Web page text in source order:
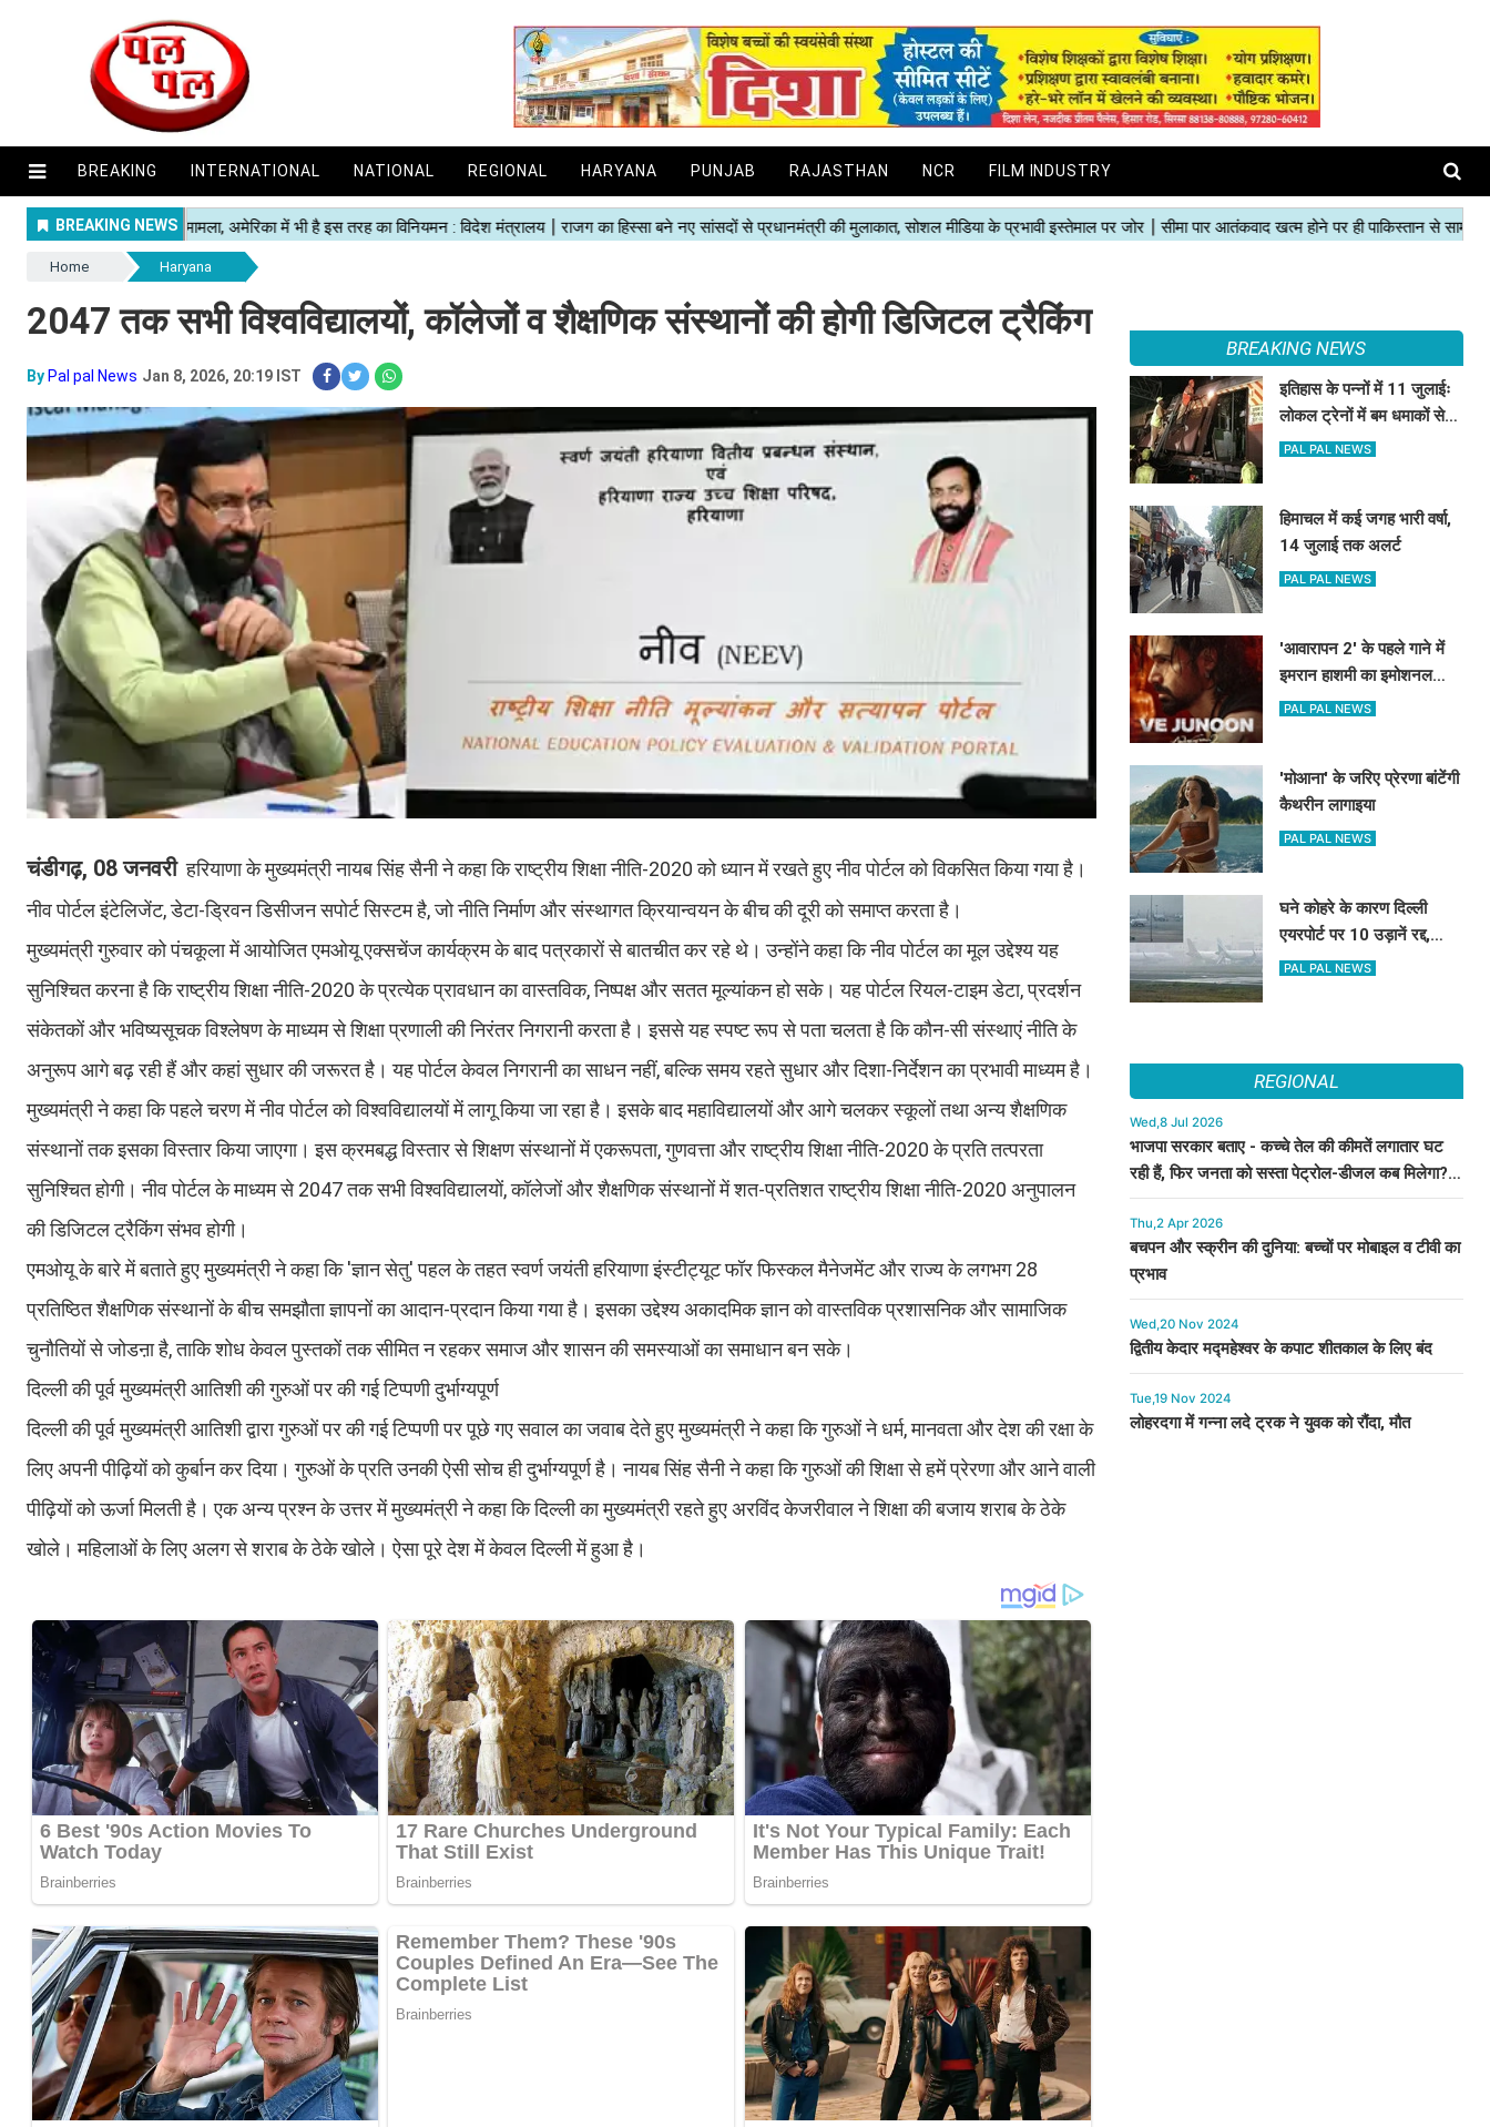
BREAKING INTERNATIONAL NATIONAL REGIONAL HARYANA PUNJAB RAJASTHAN NCR FILM INDUSTRY
Home Haryana
2047 तक सभी विश्वविद्यालयों, कॉलेजों व शैक्षणिक संस्थानों की होगी डिजिटल ट्रैकिंग
By Pal pal News Jan 8, 2026, 20:19 IST
चंडीगढ़, 08 जनवरीहरियाणा के मुख्यमंत्री नायब सिंह सैनी ने कहा कि राष्ट्रीय शिक्षा नीति-2020 को ध्यान में रखते हुए नीव पोर्टल को विकसित किया गया है।
नीव पोर्टल इंटेलिजेंट, डेटा-ड्रिवन डिसीजन सपोर्ट सिस्टम है, जो नीति निर्माण और संस्थागत क्रियान्वयन के बीच की दूरी को समाप्त करता है।
मुख्यमंत्री गुरुवार को पंचकूला में आयोजित एमओयू एक्सचेंज कार्यक्रम के बाद पत्रकारों से बातचीत कर रहे थे। उन्होंने कहा कि नीव पोर्टल का मूल उद्देश्य यह
सुनिश्चित करना है कि राष्ट्रीय शिक्षा नीति-2020 के प्रत्येक प्रावधान का वास्तविक, निष्पक्ष और सतत मूल्यांकन हो सके। यह पोर्टल रियल-टाइम डेटा, प्रदर्शन
संकेतकों और भविष्यसूचक विश्लेषण के माध्यम से शिक्षा प्रणाली की निरंतर निगरानी करता है। इससे यह स्पष्ट रूप से पता चलता है कि कौन-सी संस्थाएं नीति के
अनुरूप आगे बढ़ रही हैं और कहां सुधार की जरूरत है। यह पोर्टल केवल निगरानी का साधन नहीं, बल्कि समय रहते सुधार और दिशा-निर्देशन का प्रभावी माध्यम है।
मुख्यमंत्री ने कहा कि पहले चरण में नीव पोर्टल को विश्वविद्यालयों में लागू किया जा रहा है। इसके बाद महाविद्यालयों और आगे चलकर स्कूलों तथा अन्य शैक्षणिक
संस्थानों तक इसका विस्तार किया जाएगा। इस क्रमबद्ध विस्तार से शिक्षण संस्थानों में एकरूपता, गुणवत्ता और राष्ट्रीय शिक्षा नीति-2020 के प्रति तत्परता
सुनिश्चित होगी। नीव पोर्टल के माध्यम से 2047 तक सभी विश्वविद्यालयों, कॉलेजों और शैक्षणिक संस्थानों में शत-प्रतिशत राष्ट्रीय शिक्षा नीति-2020 अनुपालन
की डिजिटल ट्रैकिंग संभव होगी।
एमओयू के बारे में बताते हुए मुख्यमंत्री ने कहा कि 'ज्ञान सेतु' पहल के तहत स्वर्ण जयंती हरियाणा इंस्टीट्यूट फॉर फिस्कल मैनेजमेंट और राज्य के लगभग 28
प्रतिष्ठित शैक्षणिक संस्थानों के बीच समझौता ज्ञापनों का आदान-प्रदान किया गया है। इसका उद्देश्य अकादमिक ज्ञान को वास्तविक प्रशासनिक और सामाजिक
चुनौतियों से जोडऩा है, ताकि शोध केवल पुस्तकों तक सीमित न रहकर समाज और शासन की समस्याओं का समाधान बन सके।
दिल्ली की पूर्व मुख्यमंत्री आतिशी की गुरुओं पर की गई टिप्पणी दुर्भाग्यपूर्ण
दिल्ली की पूर्व मुख्यमंत्री आतिशी द्वारा गुरुओं पर की गई टिप्पणी पर पूछे गए सवाल का जवाब देते हुए मुख्यमंत्री ने कहा कि गुरुओं ने धर्म, मानवता और देश की रक्षा के
लिए अपनी पीढ़ियाें को कुर्बान कर दिया। गुरुओं के प्रति उनकी ऐसी सोच ही दुर्भाग्यपूर्ण है। नायब सिंह सैनी ने कहा कि गुरुओं की शिक्षा से हमें प्रेरणा और आने वाली
पीढ़ियाें को ऊर्जा मिलती है। एक अन्य प्रश्न के उत्तर में मुख्यमंत्री ने कहा कि दिल्ली का मुख्यमंत्री रहते हुए अरविंद केजरीवाल ने शिक्षा की बजाय शराब के ठेके
खोले। महिलाओं के लिए अलग से शराब के ठेके खोले। ऐसा पूरे देश में केवल दिल्ली में हुआ है।
BREAKING NEWS
इतिहास के पन्नों में 11 जुलाईः
लोकल ट्रेनों में बम धमाकों से
दहल गई मुंबई, 189 की मौत
PAL PAL NEWS
हिमाचल में कई जगह भारी वर्षा,
14 जुलाई तक अलर्ट
PAL PAL NEWS
'आवारापन 2' के पहले गाने में
इमरान हाशमी का इमोशनल
अवतार
PAL PAL NEWS
'मोआना' के जरिए प्रेरणा बांटेंगी
कैथरीन लागाइया
PAL PAL NEWS
घने कोहरे के कारण दिल्ली
एयरपोर्ट पर 10 उड़ानें रद्द,
270 से अधिक में देरी
PAL PAL NEWS
REGIONAL
Wed,8 Jul 2026
भाजपा सरकार बताए - कच्चे तेल की कीमतें लगातार घट
रही हैं, फिर जनता को सस्ता पेट्रोल-डीजल कब मिलेगा? :
कुमारी सैलजा
Thu,2 Apr 2026
बचपन और स्क्रीन की दुनिया: बच्चों पर मोबाइल व टीवी का
प्रभाव
Wed,20 Nov 2024
द्वितीय केदार मद्महेश्वर के कपाट शीतकाल के लिए बंद
Tue,19 Nov 2024
लोहरदगा में गन्ना लदे ट्रक ने युवक को रौंदा, मौत